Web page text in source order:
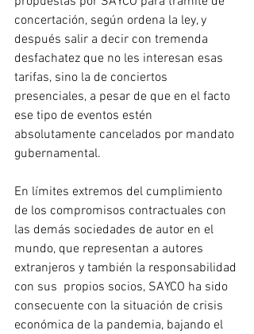
concertación, según ordena la ley, y
después salir a decir con tremenda
desfachatez que no les interesan esas
tarifas, sino la de conciertos
presenciales, a pesar de que en el facto
ese tipo de eventos estén
absolutamente cancelados por mandato
gubernamental.
En límites extremos del cumplimiento
de los compromisos contractuales con
las demás sociedades de autor en el
mundo, que representan a autores
extranjeros y también la responsabilidad
con sus  propios socios, SAYCO ha sido
consecuente con la situación de crisis
económica de la pandemia, bajando el